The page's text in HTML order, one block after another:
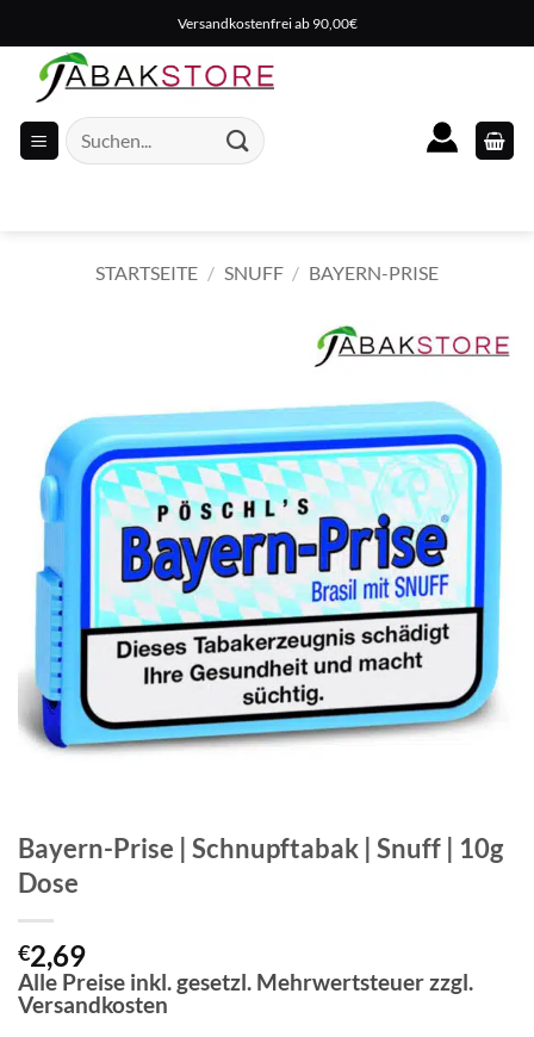
Inhalt
springen
Versandkostenfrei ab 90,00€
Suche
nach:
STARTSEITE / SNUFF / BAYERN-PRISE
Bayern-Prise | Schnupftabak | Snuff | 10g
Dose
€2,69
Alle Preise inkl. gesetzl. Mehrwertsteuer zzgl.
Versandkosten